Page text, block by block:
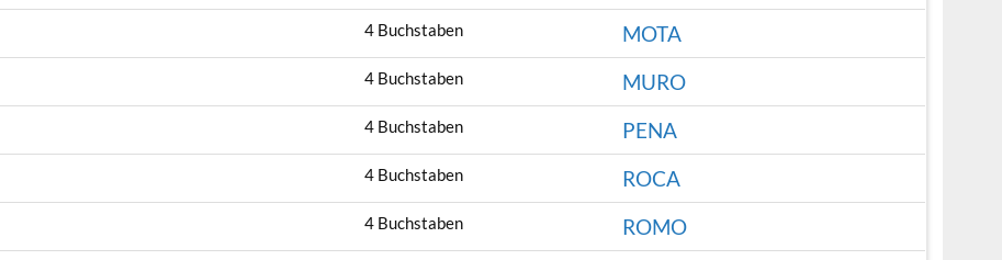
4 Buchstaben
MOTA
4 Buchstaben
MURO
4 Buchstaben
PENA
4 Buchstaben
ROCA
4 Buchstaben
ROMO